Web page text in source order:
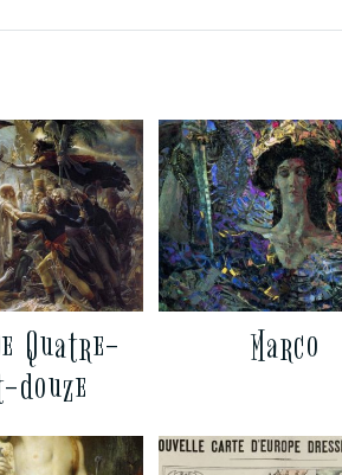
Quatre-
douze
Marco